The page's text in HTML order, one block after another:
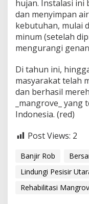
hujan. Instalasi
dan menyimpan
kebutuhan, mulai
minum (setelah
mengurangi
Di tahun ini,
masyarakat telah
dan berhasil
_mangrove_
Indonesia. (red)
Post Views: 2
Banjir Rob
Lindungi Pesisir
Rehabilitasi